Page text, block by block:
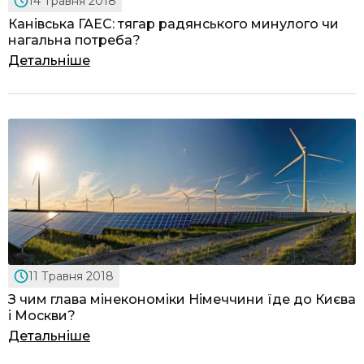
Канівська ГАЕС: тягар радянського минулого чи
нагальна потреба?
Детальніше
11 Травня 2018
З чим глава мінекономіки Німеччини їде до Києва
і Москви?
Детальніше